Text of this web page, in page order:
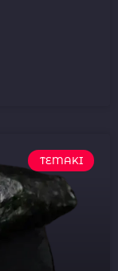
TEMAKI